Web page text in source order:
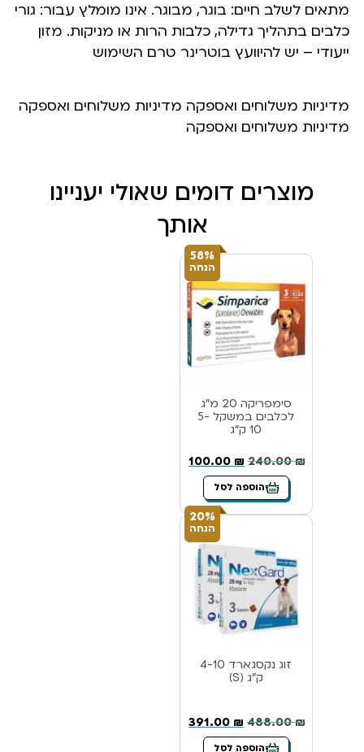
מתאים לשלב חיים: בוגר, מבוגר. אינו מומלץ עבור: גורי
כלבים בתהליך גדילה, כלבות הרות או מניקות. מזון
ייעודי – יש להיוועץ בוטרינר טרם השימוש
מדיניות משלוחים ואספקה מדיניות משלוחים ואספקה
מדיניות משלוחים ואספקה
מוצרים דומים שאולי יעניינו
אותך
58%
הנחה
סימפריקה 20 מ”ג
לכלבים במשקל 5-
10 ק”ג
240.00₪
100.00 ₪
הוספה לסל
20%
הנחה
זוג נקסגארד 4-10
ק”ג (S)
488.00₪
391.00 ₪
הוספה לסל